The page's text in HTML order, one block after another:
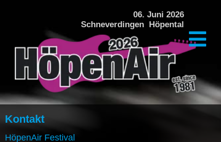
06. Juni 2026
Schneverdingen Höpental
Kontakt
HöpenAir Festival
PREISE + VERPFLEGUNG
ÜBERNACHTUNG
KINDERPROGRAMM
HISTORIE